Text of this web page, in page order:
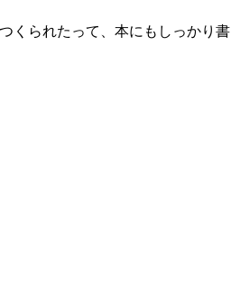
られたって、本にもしっかり書